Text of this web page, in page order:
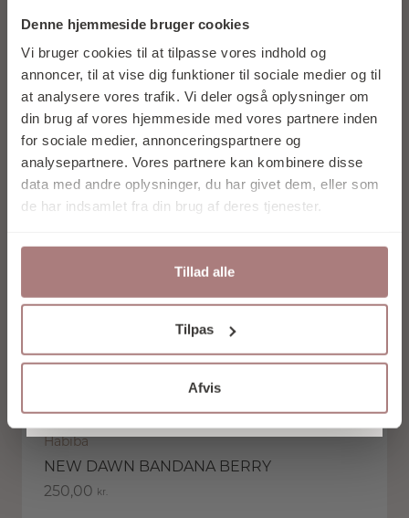
Denne hjemmeside bruger cookies
Vi bruger cookies til at tilpasse vores indhold og
annoncer, til at vise dig funktioner til sociale medier og til
at analysere vores trafik. Vi deler også oplysninger om
din brug af vores hjemmeside med vores partnere inden
for sociale medier, annonceringspartnere og
analysepartnere. Vores partnere kan kombinere disse
data med andre oplysninger, du har givet dem, eller som
de har indsamlet fra din brug af deres tjenester.
Tillad alle
Tilpas
Afvis
Habiba
NEW DAWN BANDANA BERRY
250,00
kr.
OG FÅ 10% I
RABAT PÅ DIT
FØRSTE KØB
Tilmeld mig nu
Nej tak
modtage e-mail marketing.
Vores nyhedsbrev udkommer ca. 1 gang om
måneden, og du kan til enhver tid afmelde
dig igen.